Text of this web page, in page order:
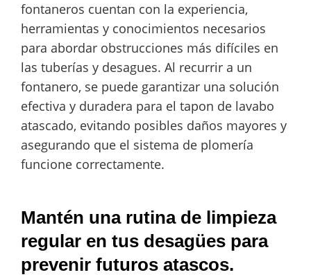
fontaneros cuentan con la experiencia,
herramientas y conocimientos necesarios
para abordar obstrucciones más difíciles en
las tuberías y desagues. Al recurrir a un
fontanero, se puede garantizar una solución
efectiva y duradera para el tapon de lavabo
atascado, evitando posibles daños mayores y
asegurando que el sistema de plomería
funcione correctamente.
Mantén una rutina de limpieza
regular en tus desagües para
prevenir futuros atascos.